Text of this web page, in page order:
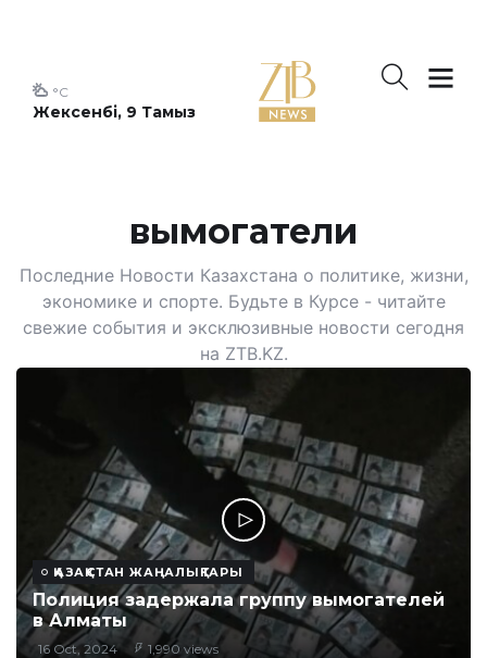
Жексенбі, 9 Тамыз
°C
вымогатели
Последние Новости Казахстана о политике, жизни,
экономике и спорте. Будьте в Курсе - читайте
свежие события и эксклюзивные новости сегодня
на ZTB.KZ.
ҚАЗАҚСТАН ЖАҢАЛЫҚТАРЫ
Полиция задержала группу вымогателей
в Алматы
16 Oct, 2024 1,990 views